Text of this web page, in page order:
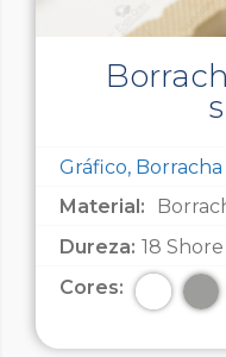
Gráfico,
Material:
Dureza: 18
Cores: